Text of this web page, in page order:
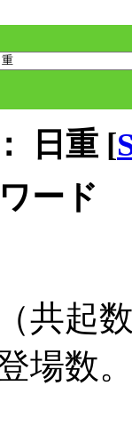
日重 [
ード
共起
場数